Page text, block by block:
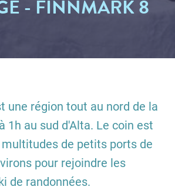
- FINNMARK 8
une région tout au nord de la
1h au sud d'Alta. Le coin est
de petits ports de
pour rejoindre les
de randonnées.